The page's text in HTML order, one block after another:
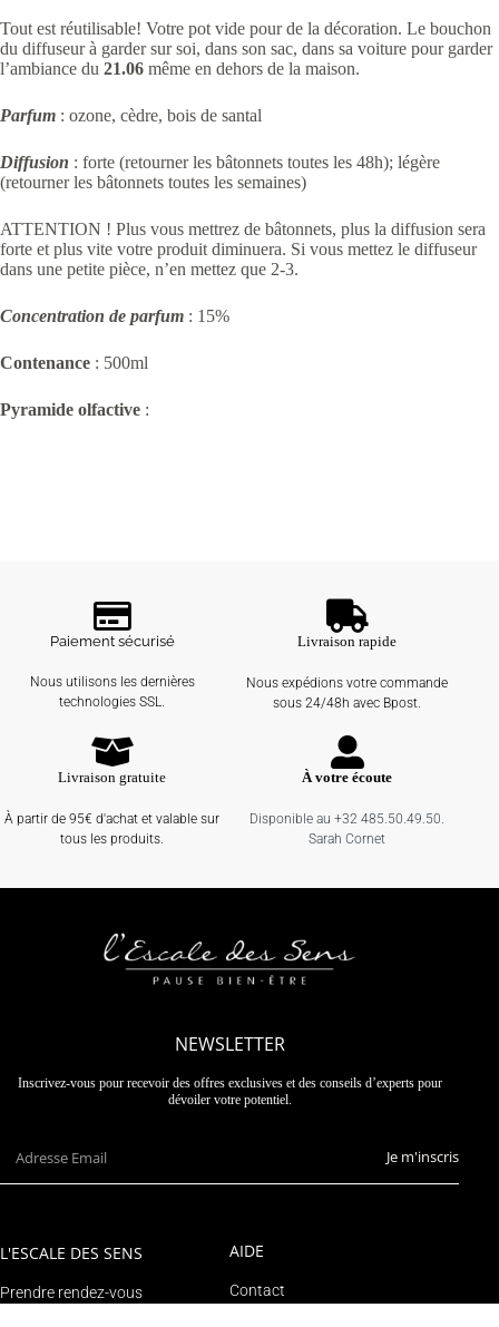
Tout est réutilisable! Votre pot vide pour de la décoration. Le bouchon
du diffuseur à garder sur soi, dans son sac, dans sa voiture pour garder
l’ambiance du 21.06 même en dehors de la maison.
Parfum : ozone, cèdre, bois de santal
Diffusion : forte (retourner les bâtonnets toutes les 48h); légère
(retourner les bâtonnets toutes les semaines)
ATTENTION ! Plus vous mettrez de bâtonnets, plus la diffusion sera
forte et plus vite votre produit diminuera. Si vous mettez le diffuseur
dans une petite pièce, n’en mettez que 2-3.
Concentration de parfum : 15%
Contenance : 500ml
Pyramide olfactive :
Paiement sécurisé
Nous utilisons les dernières
technologies SSL.
Livraison rapide
Nous expédions votre commande
sous 24/48h avec Bpost.
Livraison gratuite
À partir de 95€ d'achat et valable sur
tous les produits.
À votre écoute
Disponible au +32 485.50.49.50.
Sarah Cornet
NEWSLETTER
Inscrivez-vous pour recevoir des offres exclusives et des conseils d’experts pour
dévoiler votre potentiel.
Je m'inscris
L'ESCALE DES SENS
Prendre rendez-vous
AIDE
Contact